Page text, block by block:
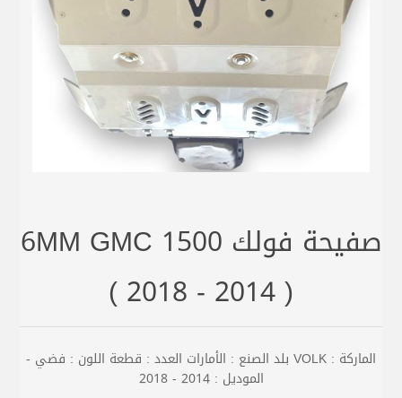
صفيحة فولك 6MM GMC 1500
( 2018 - 2014 )
الماركة : VOLK بلد الصنع : الأمارات العدد : قطعة اللون : فضي -
الموديل : 2014 - 2018